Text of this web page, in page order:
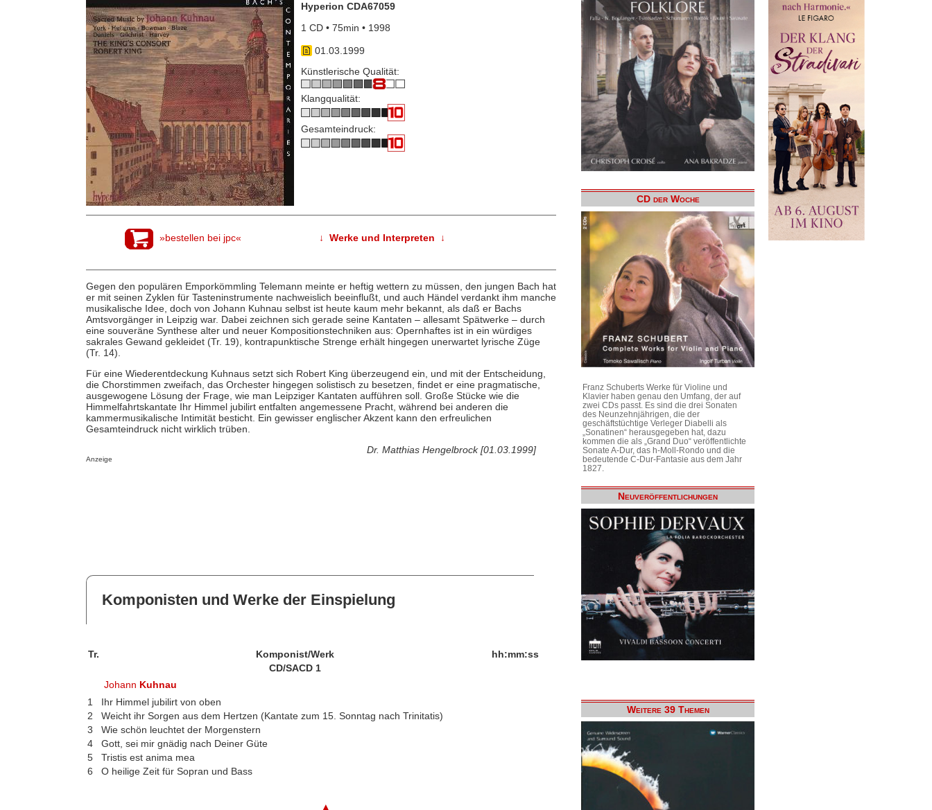
Hyperion CDA67059
1 CD • 75min • 1998
01.03.1999
Künstlerische Qualität:
Klangqualität:
Gesamteindruck:
»bestellen bei jpc« ↓ Werke und Interpreten ↓
Gegen den populären Emporkömmling Telemann meinte er heftig wettern zu müssen, den jungen Bach hat
er mit seinen Zyklen für Tasteninstrumente nachweislich beeinflußt, und auch Händel verdankt ihm manche
musikalische Idee, doch von Johann Kuhnau selbst ist heute kaum mehr bekannt, als daß er Bachs
Amtsvorgänger in Leipzig war. Dabei zeichnen sich gerade seine Kantaten – allesamt Spätwerke – durch
eine souveräne Synthese alter und neuer Kompositionstechniken aus: Opernhaftes ist in ein würdiges
sakrales Gewand gekleidet (Tr. 19), kontrapunktische Strenge erhält hingegen unerwartet lyrische Züge
(Tr. 14).
Für eine Wiederentdeckung Kuhnaus setzt sich Robert King überzeugend ein, und mit der Entscheidung,
die Chorstimmen zweifach, das Orchester hingegen solistisch zu besetzen, findet er eine pragmatische,
ausgewogene Lösung der Frage, wie man Leipziger Kantaten aufführen soll. Große Stücke wie die
Himmelfahrtskantate Ihr Himmel jubilirt entfalten angemessene Pracht, während bei anderen die
kammermusikalische Intimität besticht. Ein gewisser englischer Akzent kann den erfreulichen
Gesamteindruck nicht wirklich trüben.
Dr. Matthias Hengelbrock [01.03.1999]
Anzeige
Komponisten und Werke der Einspielung
Tr. Komponist/Werk
hh:mm:ss
CD/SACD 1
Johann Kuhnau
1
Ihr Himmel jubilirt von oben
2
Weicht ihr Sorgen aus dem Hertzen (Kantate zum 15. Sonntag nach Trinitatis)
3
Wie schön leuchtet der Morgenstern
4
Gott, sei mir gnädig nach Deiner Güte
5
Tristis est anima mea
6
O heilige Zeit für Sopran und Bass
CD der Woche
Franz Schuberts Werke für Violine und
Klavier haben genau den Umfang, der auf
zwei CDs passt. Es sind die drei Sonaten
des Neunzehnjährigen, die der
geschäftstüchtige Verleger Diabelli als
„Sonatinen“ herausgegeben hat, dazu
kommen die als „Grand Duo“ veröffentlichte
Sonate A-Dur, das h-Moll-Rondo und die
bedeutende C-Dur-Fantasie aus dem Jahr
1827.
Neuveröffentlichungen
Weitere 39 Themen